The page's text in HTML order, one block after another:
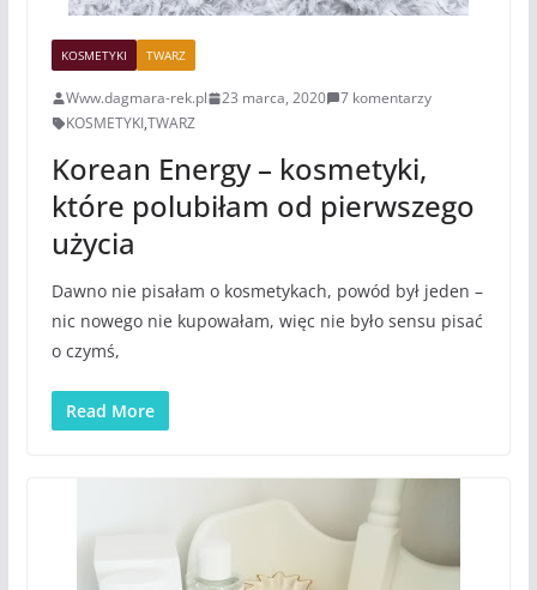
KOSMETYKI TWARZ
Www.dagmara-rek.pl 23 marca, 2020
7 komentarzy
KOSMETYKI,TWARZ
Korean Energy – kosmetyki,
które polubiłam od pierwszego
użycia
Dawno nie pisałam o kosmetykach, powód był jeden –
nic nowego nie kupowałam, więc nie było sensu pisać
o czymś,
Read More